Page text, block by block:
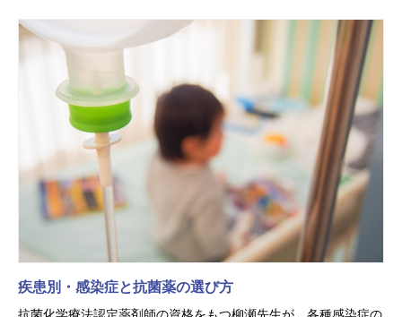
疾患別・感染症と抗菌薬の選び方